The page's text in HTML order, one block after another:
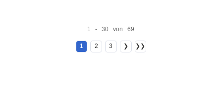
1 - 30 von 69
1 2 3 ❯ ❯❯